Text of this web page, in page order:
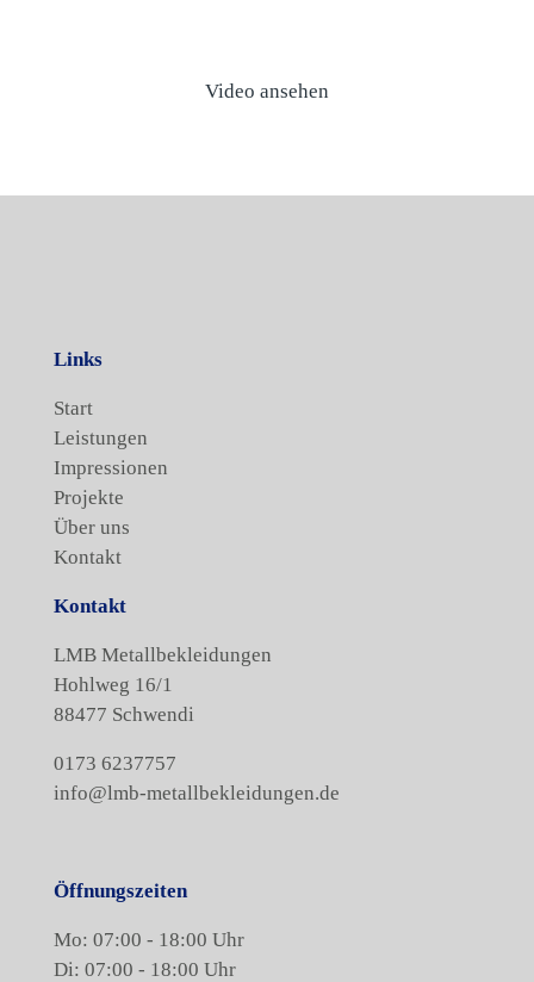
Video ansehen
Links
Start
Leistungen
Impressionen
Projekte
Über uns
Kontakt
Kontakt
LMB Metallbekleidungen
Hohlweg 16/1
88477 Schwendi
0173 6237757
info@lmb-metallbekleidungen.de
Öffnungszeiten
Mo: 07:00 - 18:00 Uhr
Di: 07:00 - 18:00 Uhr